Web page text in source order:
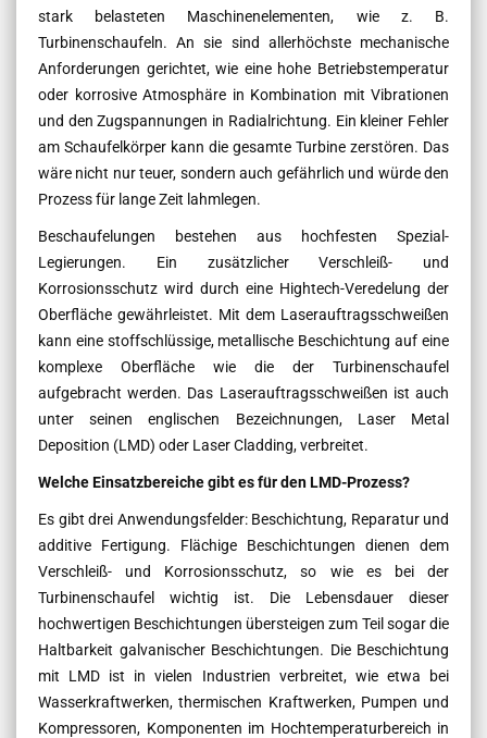
stark belasteten Maschinenelementen, wie z. B.
Turbinenschaufeln. An sie sind allerhöchste mechanische
Anforderungen gerichtet, wie eine hohe Betriebstemperatur
oder korrosive Atmosphäre in Kombination mit Vibrationen
und den Zugspannungen in Radialrichtung. Ein kleiner Fehler
am Schaufelkörper kann die gesamte Turbine zerstören. Das
wäre nicht nur teuer, sondern auch gefährlich und würde den
Prozess für lange Zeit lahmlegen.
Beschaufelungen bestehen aus hochfesten Spezial-
Legierungen. Ein zusätzlicher Verschleiß- und
Korrosionsschutz wird durch eine Hightech-Veredelung der
Oberfläche gewährleistet. Mit dem Laserauftragsschweißen
kann eine stoffschlüssige, metallische Beschichtung auf eine
komplexe Oberfläche wie die der Turbinenschaufel
aufgebracht werden. Das Laserauftragsschweißen ist auch
unter seinen englischen Bezeichnungen, Laser Metal
Deposition (LMD) oder Laser Cladding, verbreitet.
Welche Einsatzbereiche gibt es für den LMD-Prozess?
Es gibt drei Anwendungsfelder: Beschichtung, Reparatur und
additive Fertigung. Flächige Beschichtungen dienen dem
Verschleiß- und Korrosionsschutz, so wie es bei der
Turbinenschaufel wichtig ist. Die Lebensdauer dieser
hochwertigen Beschichtungen übersteigen zum Teil sogar die
Haltbarkeit galvanischer Beschichtungen. Die Beschichtung
mit LMD ist in vielen Industrien verbreitet, wie etwa bei
Wasserkraftwerken, thermischen Kraftwerken, Pumpen und
Kompressoren, Komponenten im Hochtemperaturbereich in